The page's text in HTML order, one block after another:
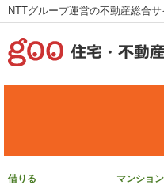
NTTグループ運営の不動産総合
借りる マンショ